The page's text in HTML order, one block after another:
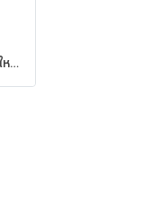
PlanToys ชุดบล็อกเมืองชนบท เซตใหญ่ Countryside Blocks